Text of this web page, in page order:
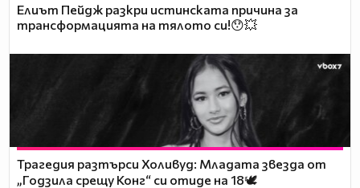
Елиът Пейдж разкри истинската причина за
трансформацията на тялото си!😯💥
Трагедия разтърси Холивуд: Младата звезда от
„Годзила срещу Конг“ си отиде на 18🕊️